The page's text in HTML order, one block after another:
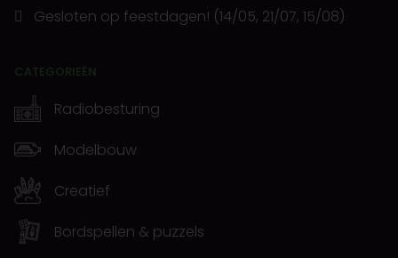
Gesloten op feestdagen! (14/05, 21/07, 15/08)
CATEGORIEËN
Radiobesturing
Modelbouw
Creatief
Bordspellen & puzzels